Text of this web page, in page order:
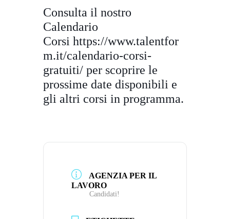
Consulta il nostro
Calendario
Corsi https://www.talentfor
m.it/calendario-corsi-
gratuiti/ per scoprire le
prossime date disponibili e
gli altri corsi in programma.
AGENZIA PER IL
LAVORO
Candidati!